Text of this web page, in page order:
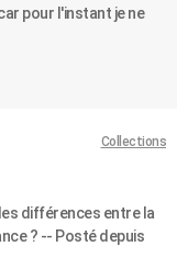
pour l'instant je ne
Collections
différences entre la
? -- Posté depuis